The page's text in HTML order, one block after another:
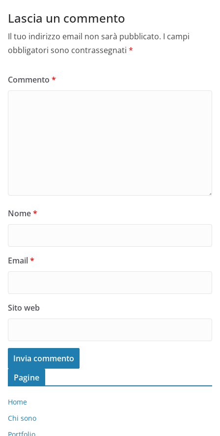
Lascia un commento
Il tuo indirizzo email non sarà pubblicato. I campi
obbligatori sono contrassegnati *
Commento *
Nome*
Email*
Sito web
Pagine
Home
Chi sono